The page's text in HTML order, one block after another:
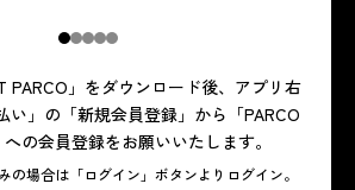
PARCO」をダウンロード後、アプリ右
い」の「新規会員登録」から「PARCO
の会員登録をお願いいたします。
場合は「ログイン」ボタンよりログイン。
1234